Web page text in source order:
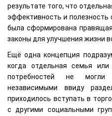
результате того, что
эффективность и полезность
была сформирована
законы для улучшения жизни
Ещё одна концепция
когда отдельная семья
потребностей не могли
независимыми ввиду
приходилось вступать в
с другими социальными